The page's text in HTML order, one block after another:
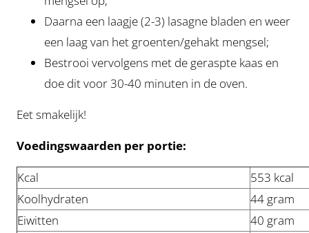
Daarna een laagje (2-3) lasagne bladen en weer
een laag van het groenten/gehakt mengsel;
Bestrooi vervolgens met de geraspte kaas en
doe dit voor 30-40 minuten in de oven.
Eet smakelijk!
Voedingswaarden per portie:
Kcal
553 kcal
Koolhydraten
44 gram
Eiwitten
40 gram